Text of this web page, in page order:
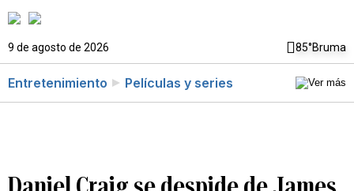
9 de agosto de 2026 85°Bruma
Entretenimiento Películas y series